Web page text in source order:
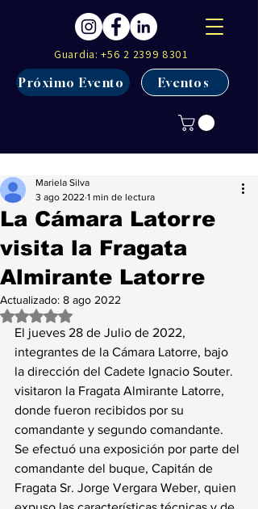
Guardia:+56 2 2399 8301
Próximo Evento
Eventos
La Cámara Latorre
visita la Fragata
Almirante Latorre
Mariela Silva
3 ago 2022 1 min de lectura
Actualizado: 8 ago 2022
Obtuvo NaN de 5 estrellas.
El jueves 28 de Julio de 2022,
integrantes de la Cámara Latorre, bajo
la dirección del Cadete Ignacio Souter.
visitaron la Fragata Almirante Latorre,
donde fueron recibidos por su
comandante y segundo comandante.
Se efectuó una exposición por parte del
comandante del buque, Capitán de
Fragata Sr. Jorge Vergara Weber, quien